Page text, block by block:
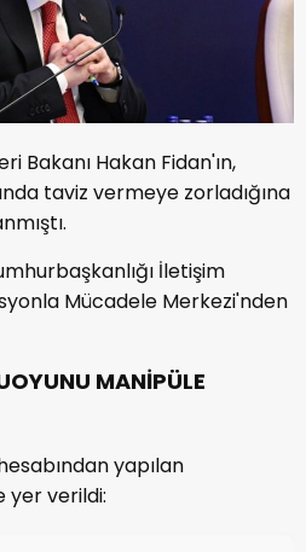
Bakanı Hakan Fidan'ın,
taviz vermeye zorladığına
İletişim
Mücadele Merkezi'nden
MANİPÜLE
yapılan
yer verildi: